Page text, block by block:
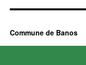
Commune de Banos